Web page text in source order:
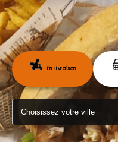
ACCUEIL
LA CARTE
VOTRE COMPTE
NOTRE RESTAURANT
VOS AVIS
MENTIONS LÉGALES
En Livraison